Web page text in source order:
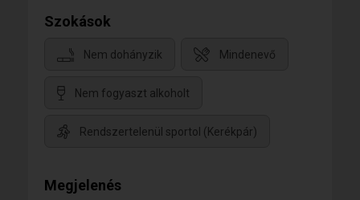
Szokások
Nem dohányzik Mindenevő
Nem fogyaszt alkoholt
Rendszertelenül sportol (Kerékpár)
Megjelenés